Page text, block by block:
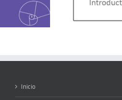
Inicio